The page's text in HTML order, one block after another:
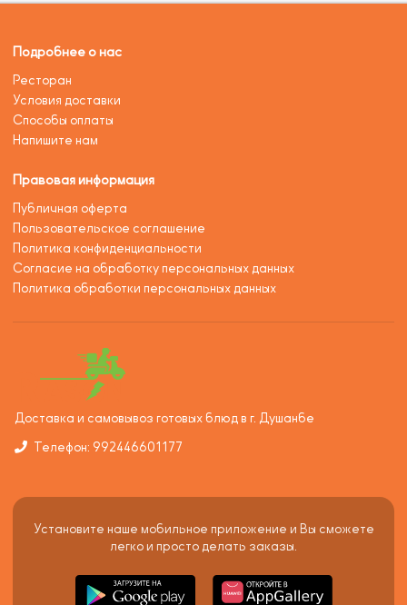
Подробнее о нас
Ресторан
Условия доставки
Способы оплаты
Напишите нам
Правовая информация
Публичная оферта
Пользовательское соглашение
Политика конфиденциальности
Согласие на обработку персональных данных
Политика обработки персональных данных
Доставка и самовывоз готовых блюд в г. Душанбе
Телефон: 992446601177
Установите наше мобильное приложение и Вы сможете
легко и просто делать заказы.